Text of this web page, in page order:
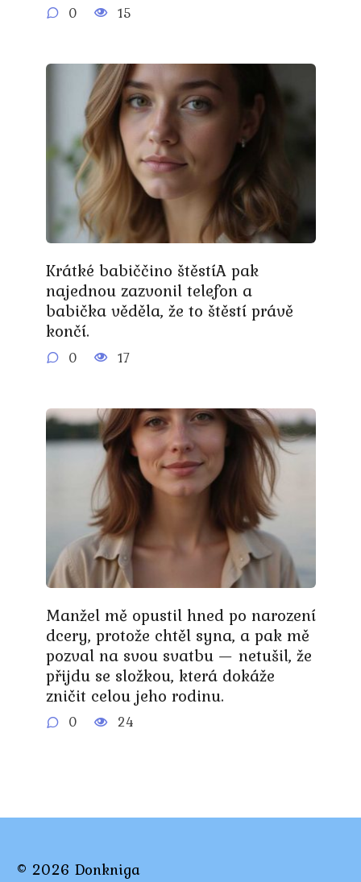
0 15
Krátké babiččino štěstíA pak
najednou zazvonil telefon a
babička věděla, že to štěstí právě
končí.
0 17
Manžel mě opustil hned po narození
dcery, protože chtěl syna, a pak mě
pozval na svou svatbu — netušil, že
přijdu se složkou, která dokáže
zničit celou jeho rodinu.
0 24
© 2026 Donkniga